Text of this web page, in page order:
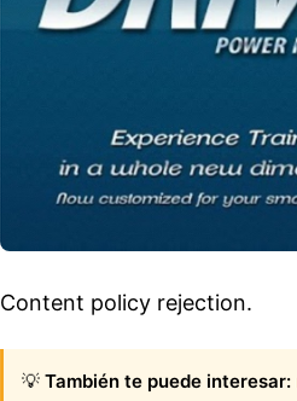
Content policy rejection.
💡 También te puede interesar: